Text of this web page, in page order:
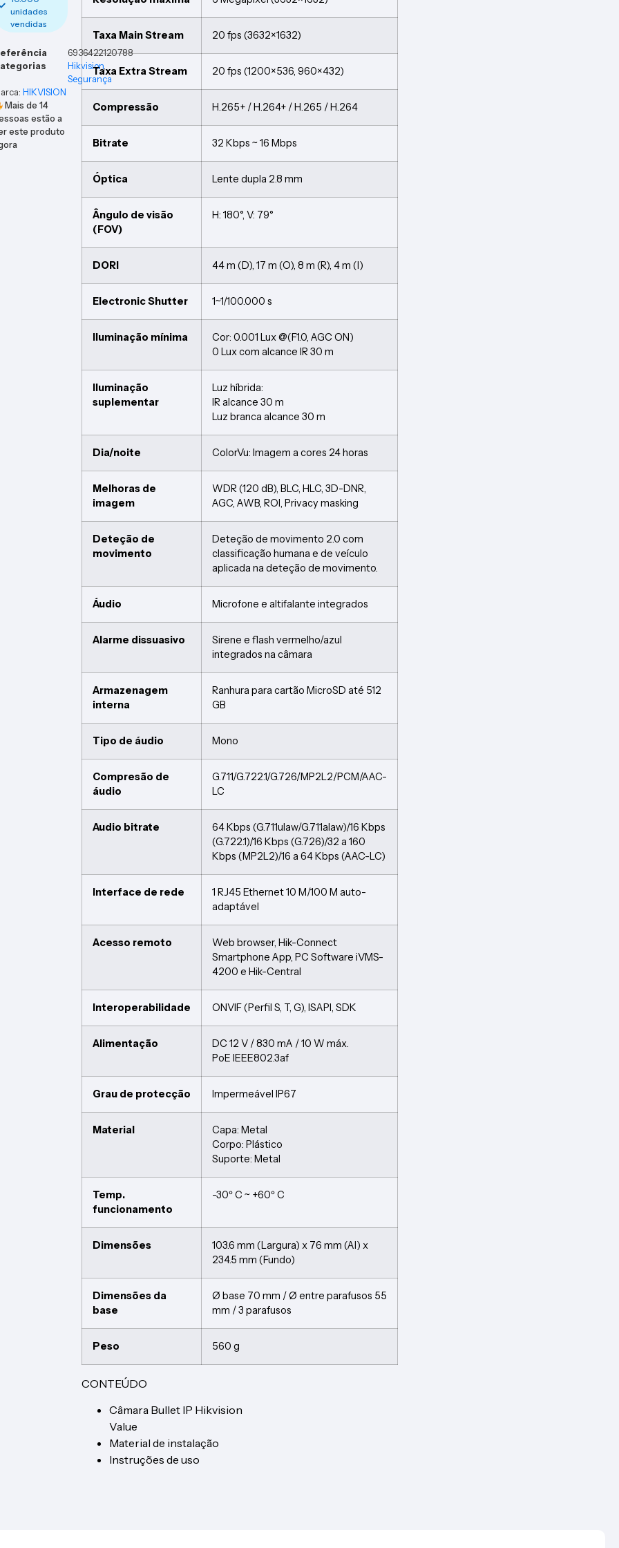
unidades
vendidas
6936422120788
Hikvision,
Segurança
HIKVISION
Mais de14
estão a
este produto
Taxa Main Stream 20 fps (3632×1632)
Taxa Extra Stream 20 fps (1200×536, 960×432)
Compressão H.265+ / H.264+ / H.265 / H.264
Bitrate 32 Kbps ~ 16 Mbps
Óptica Lente dupla 2.8 mm
Ângulo de visão
(FOV)
H: 180°, V: 79°
DORI 44 m (D), 17 m (O), 8 m (R), 4 m (I)
Electronic Shutter 1~1/100.000 s
Iluminação mínima
Cor: 0.001 Lux @(F1.0, AGC ON)
0 Lux com alcance IR 30 m
Iluminação
suplementar
Luz híbrida:
IR alcance 30 m
Luz branca alcance 30 m
Dia/noite ColorVu: Imagem a cores 24 horas
Melhoras de
imagem
WDR (120 dB), BLC, HLC, 3D-DNR,
AGC, AWB, ROI, Privacy masking
Deteção de
movimento
Deteção de movimento 2.0 com
classificação humana e de veículo
aplicada na deteção de movimento.
Áudio Microfone e altifalante integrados
Alarme dissuasivo
Sirene e flash vermelho/azul
integrados na câmara
Armazenagem
interna
Ranhura para cartão MicroSD até 512
GB
Tipo de áudio Mono
Compresão de
áudio
G.711/G.722.1/G.726/MP2L2/PCM/AAC-
LC
Audio bitrate
64 Kbps (G.711ulaw/G.711alaw)/16 Kbps
(G.722.1)/16 Kbps (G.726)/32 a 160
Kbps (MP2L2)/16 a 64 Kbps (AAC-LC)
Interface de rede
1 RJ45 Ethernet 10 M/100 M auto-
adaptável
Acesso remoto
Web browser, Hik-Connect
Smartphone App, PC Software iVMS-
4200 e Hik-Central
Interoperabilidade ONVIF (Perfil S, T, G), ISAPI, SDK
Alimentação
DC 12 V / 830 mA / 10 W máx.
PoE IEEE802.3af
Grau de protecção Impermeável IP67
Material
Capa: Metal
Corpo: Plástico
Suporte: Metal
Temp.
funcionamento
-30º C ~ +60º C
Dimensões
103.6 mm (Largura) x 76 mm (Al) x
234.5 mm (Fundo)
Dimensões da
base
Ø base 70 mm / Ø entre parafusos 55
mm / 3 parafusos
Peso 560 g
CONTEÚDO
Câmara Bullet IP Hikvision
Value
Material de instalação
Instruções de uso